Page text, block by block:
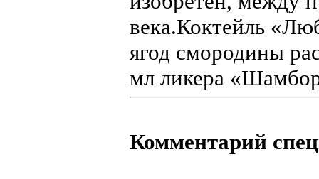
века.Коктейль
ягод смородины
мл ликера
Комментарий